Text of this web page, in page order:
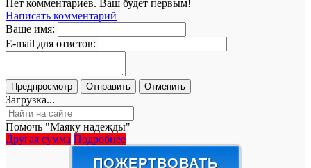
Нет комментариев. Ваш будет первым!
Написать комментарий
Ваше имя:
E-mail для ответов:
Загрузка...
Помочь "Маяку надежды"
Другая сумма Подробнее
ПОЖЕРТВОВАТЬ